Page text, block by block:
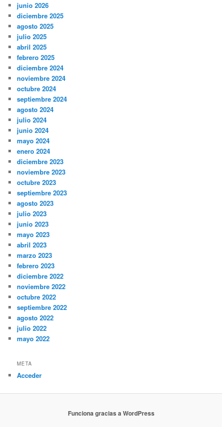
junio 2026
diciembre 2025
agosto 2025
julio 2025
abril 2025
febrero 2025
diciembre 2024
noviembre 2024
octubre 2024
septiembre 2024
agosto 2024
julio 2024
junio 2024
mayo 2024
enero 2024
diciembre 2023
noviembre 2023
octubre 2023
septiembre 2023
agosto 2023
julio 2023
junio 2023
mayo 2023
abril 2023
marzo 2023
febrero 2023
diciembre 2022
noviembre 2022
octubre 2022
septiembre 2022
agosto 2022
julio 2022
mayo 2022
META
Acceder
Funciona gracias a WordPress